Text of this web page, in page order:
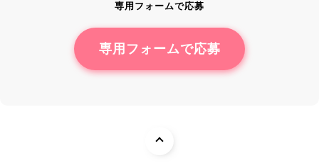
専用フォームで応募
専用フォームで応募